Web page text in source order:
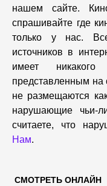
нашем сайте.
спрашивайте где
только у нас.
источников в
имеет
представленным на
не размещаются
нарушающие чьи-
считаете, что
Нам.
СМОТРЕТЬ ОНЛАЙН